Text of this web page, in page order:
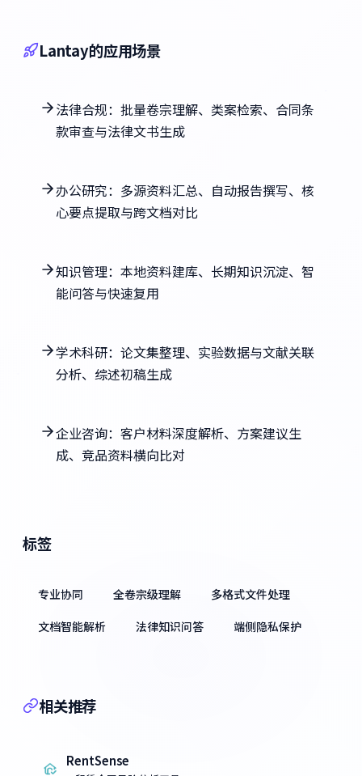
Lantay的应用场景
法律合规：批量卷宗理解、类案检索、合同条
款审查与法律文书生成
办公研究：多源资料汇总、自动报告撰写、核
心要点提取与跨文档对比
知识管理：本地资料建库、长期知识沉淀、智
能问答与快速复用
学术科研：论文集整理、实验数据与文献关联
分析、综述初稿生成
企业咨询：客户材料深度解析、方案建议生
成、竞品资料横向比对
标签
专业协同 全卷宗级理解
多格式文件处理
文档智能解析
法律知识问答 端侧隐私保护
相关推荐
RentSense